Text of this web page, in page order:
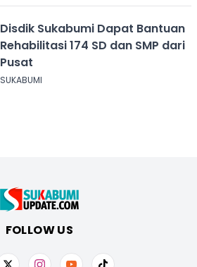
Disdik Sukabumi Dapat Bantuan
Rehabilitasi 174 SD dan SMP dari
Pusat
SUKABUMI
FOLLOW US